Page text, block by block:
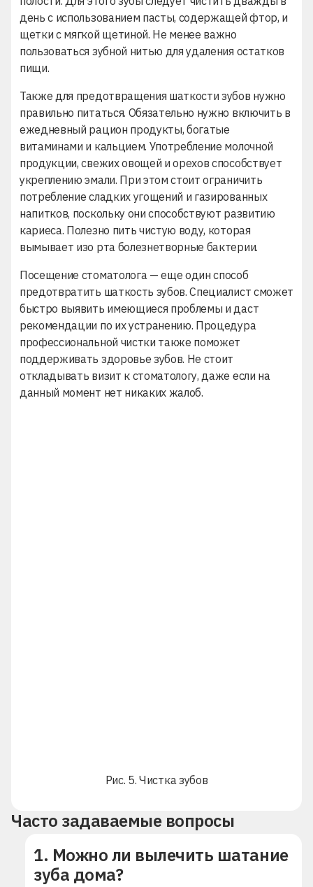
день с использованием пасты, содержащей фтор, и
щетки с мягкой щетиной. Не менее важно
пользоваться зубной нитью для удаления остатков
пищи.
Также для предотвращения шаткости зубов нужно
правильно питаться. Обязательно нужно включить в
ежедневный рацион продукты, богатые
витаминами и кальцием. Употребление молочной
продукции, свежих овощей и орехов способствует
укреплению эмали. При этом стоит ограничить
потребление сладких угощений и газированных
напитков, поскольку они способствуют развитию
кариеса. Полезно пить чистую воду, которая
вымывает изо рта болезнетворные бактерии.
Посещение стоматолога — еще один способ
предотвратить шаткость зубов. Специалист сможет
быстро выявить имеющиеся проблемы и даст
рекомендации по их устранению. Процедура
профессиональной чистки также поможет
поддерживать здоровье зубов. Не стоит
откладывать визит к стоматологу, даже если на
данный момент нет никаких жалоб.
Рис. 5. Чистка зубов
Часто задаваемые вопросы
1. Можно ли вылечить шатание
зуба дома?